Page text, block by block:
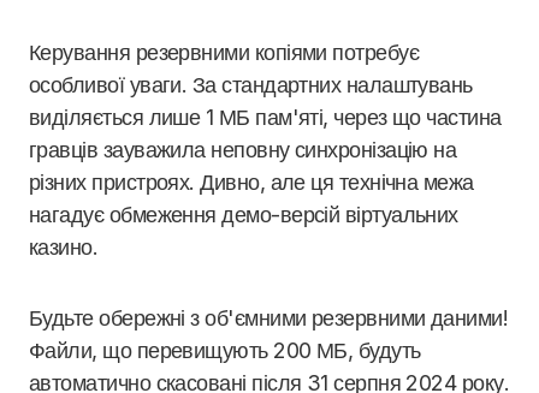
Керування резервними копіями потребує
особливої уваги. За стандартних налаштувань
виділяється лише 1 МБ пам'яті, через що частина
гравців зауважила неповну синхронізацію на
різних пристроях. Дивно, але ця технічна межа
нагадує обмеження демо-версій віртуальних
казино.
Будьте обережні з об'ємними резервними даними!
Файли, що перевищують 200 МБ, будуть
автоматично скасовані після 31 серпня 2024 року.